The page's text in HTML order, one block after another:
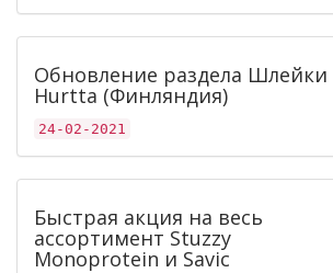
Обновление раздела Шлейки
Hurtta (Финляндия)
24-02-2021
Быстрая акция на весь
ассортимент Stuzzy
Monoprotein и Savic